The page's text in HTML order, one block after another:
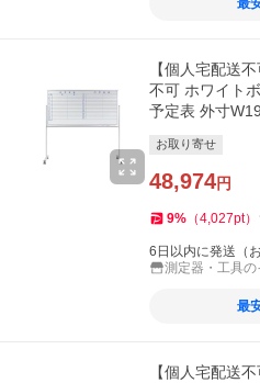
最
【個人宅配送
不可 ホワイト
予定表 外寸
お取り寄せ
48,974円
9% （4,027pt）
6日以内に発送（
測定器・工具の
最
【個人宅配送